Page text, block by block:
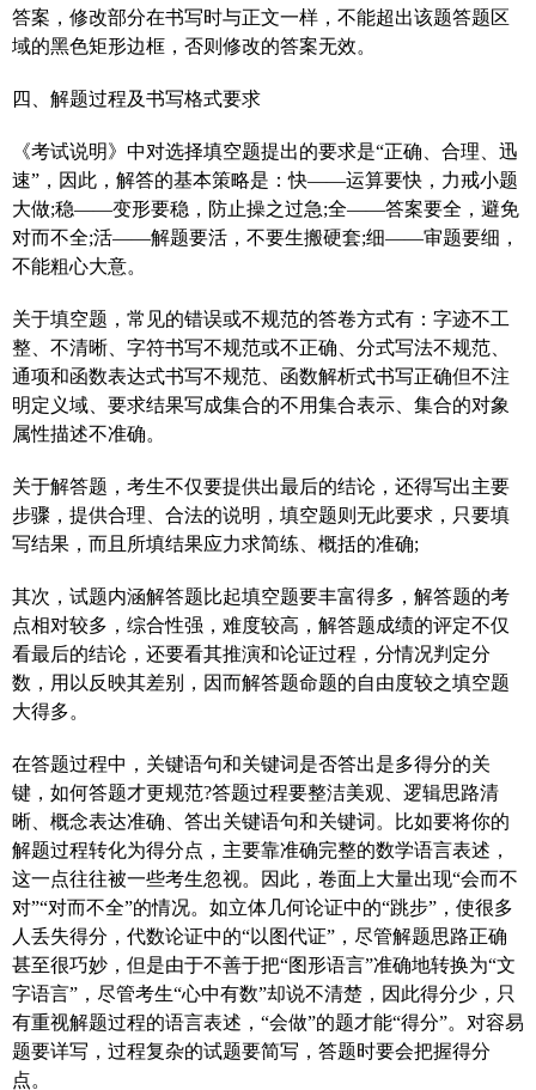
答案，修改部分在书写时与正文一样，不能超出该题答题区
域的黑色矩形边框，否则修改的答案无效。
四、解题过程及书写格式要求
《考试说明》中对选择填空题提出的要求是“正确、合理、迅
速”，因此，解答的基本策略是：快——运算要快，力戒小题
大做;稳——变形要稳，防止操之过急;全——答案要全，避免
对而不全;活——解题要活，不要生搬硬套;细——审题要细，
不能粗心大意。
关于填空题，常见的错误或不规范的答卷方式有：字迹不工
整、不清晰、字符书写不规范或不正确、分式写法不规范、
通项和函数表达式书写不规范、函数解析式书写正确但不注
明定义域、要求结果写成集合的不用集合表示、集合的对象
属性描述不准确。
关于解答题，考生不仅要提供出最后的结论，还得写出主要
步骤，提供合理、合法的说明，填空题则无此要求，只要填
写结果，而且所填结果应力求简练、概括的准确;
其次，试题内涵解答题比起填空题要丰富得多，解答题的考
点相对较多，综合性强，难度较高，解答题成绩的评定不仅
看最后的结论，还要看其推演和论证过程，分情况判定分
数，用以反映其差别，因而解答题命题的自由度较之填空题
大得多。
在答题过程中，关键语句和关键词是否答出是多得分的关
键，如何答题才更规范?答题过程要整洁美观、逻辑思路清
晰、概念表达准确、答出关键语句和关键词。比如要将你的
解题过程转化为得分点，主要靠准确完整的数学语言表述，
这一点往往被一些考生忽视。因此，卷面上大量出现“会而不
对”“对而不全”的情况。如立体几何论证中的“跳步”，使很多
人丢失得分，代数论证中的“以图代证”，尽管解题思路正确
甚至很巧妙，但是由于不善于把“图形语言”准确地转换为“文
字语言”，尽管考生“心中有数”却说不清楚，因此得分少，只
有重视解题过程的语言表述，“会做”的题才能“得分”。对容易
题要详写，过程复杂的试题要简写，答题时要会把握得分
点。